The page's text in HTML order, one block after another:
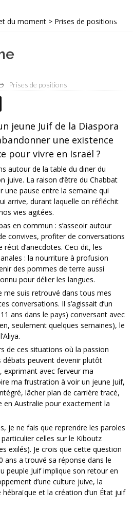
du moment > Prises de positions
Prises de positions
jeune Juif de la Diaspora
une existence
pour vivre en Israël ?
autour de la table du diner du
juive. La raison d’être du Chabbat
une pause entre la semaine qui
arrive, durant laquelle on réfléchit
vies agitées.
en commun : s’asseoir autour
convives, profiter de conversations
d’anecdotes. Ceci dit, les
: la nourriture à profusion
des pommes de terre aussi
pour délier les langues.
me suis retrouvé dans tous mes
conversations. Il s’agissait d’un
ans dans le pays) conversant avec
seulement quelques semaines), le
de ces situations où la passion
débats peuvent devenir plutôt
exprimant avec ferveur ma
ma frustration à voir un jeune Juif,
lâcher plan de carrière tracé,
Australie pour exactement la
je ne fais que reprendre les paroles
celles sur le Kiboutz
exilés). Je crois que cette question
ans a trouvé sa réponse dans le
peuple Juif implique son retour en
d’une culture juive, la
et la création d’un État juif